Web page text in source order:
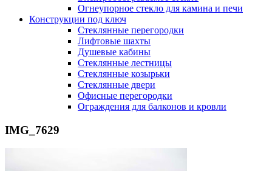
Огнеупорное стекло для камина и печи
Конструкции под ключ
Стеклянные перегородки
Лифтовые шахты
Душевые кабины
Cтеклянные лестницы
Cтеклянные козырьки
Cтеклянные двери
Офисные перегородки
Ограждения для балконов и кровли
IMG_7629